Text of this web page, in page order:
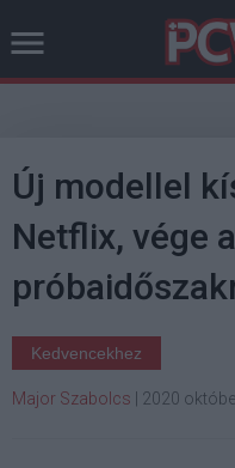
Új modellel
Netflix, vége
Kedvencekhez
Major Szabolcs 2020